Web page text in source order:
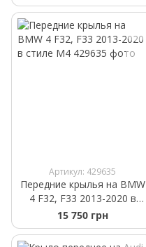
Артикул: 429635
Передние крылья на BMW
4 F32, F33 2013-2020 в
стиле M4
15 750 грн